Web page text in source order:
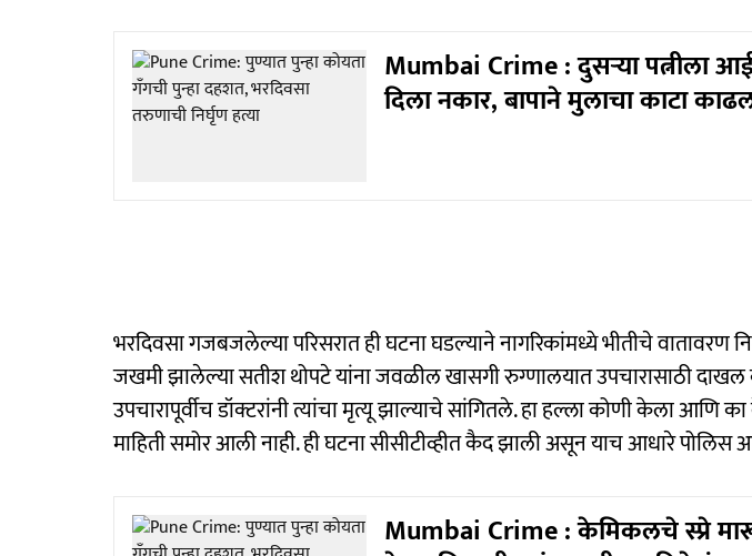
Mumbai Crime : दुसऱ्या पत्नीला
दिला नकार, बापाने मुलाचा काटा
भरदिवसा गजबजलेल्या परिसरात ही घटना घडल्याने नागरिकांमध्ये भीतीचे वातावरण
जखमी झालेल्या सतीश थोपटे यांना जवळील खासगी रुग्णालयात उपचारासाठी दाखल
उपचारापूर्वीच डॉक्टरांनी त्यांचा मृत्यू झाल्याचे सांगितले. हा हल्ला कोणी केला आणि
माहिती समोर आली नाही. ही घटना सीसीटीव्हीत कैद झाली असून याच आधारे
Mumbai Crime : केमिकलचे स्प्रे